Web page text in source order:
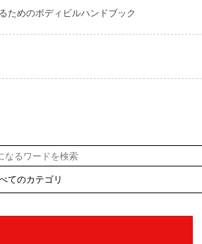
ためのボディビルハンドブック